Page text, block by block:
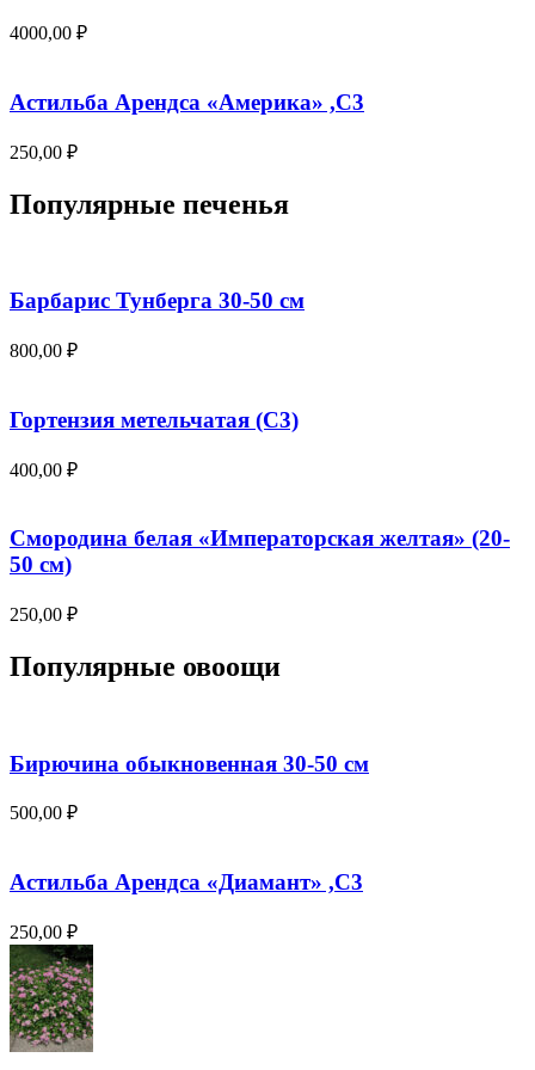
4000,00 ₽
Астильба Арендса «Америка» ,С3
250,00 ₽
Популярные печенья
Барбарис Тунберга 30-50 см
800,00 ₽
Гортензия метельчатая (С3)
400,00 ₽
Смородина белая «Императорская желтая» (20-
50 см)
250,00 ₽
Популярные овоощи
Бирючина обыкновенная 30-50 см
500,00 ₽
Астильба Арендса «Диамант» ,С3
250,00 ₽